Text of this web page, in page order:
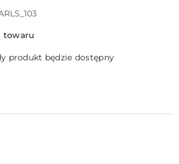
towaru
produkt będzie dostępny